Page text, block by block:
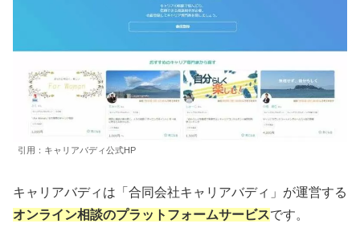
引用：キャリアバディ公式HP
キャリアバディは「合同会社キャリアバディ」が運営する
オンライン相談のプラットフォームサービスです。